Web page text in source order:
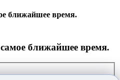
ближайшее время.
ближайшее время.